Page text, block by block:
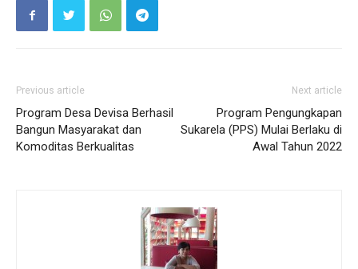
Previous article
Program Desa Devisa Berhasil
Bangun Masyarakat dan
Komoditas Berkualitas
Next article
Program Pengungkapan
Sukarela (PPS) Mulai Berlaku di
Awal Tahun 2022